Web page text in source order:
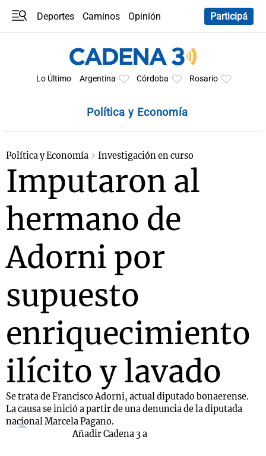
Deportes Caminos
Opinión
Participá
Lo Último Argentina Córdoba Rosario
Política y Economía
Política y Economía Investigación en curso
Imputaron al
hermano de
Adorni por
supuesto
enriquecimiento
ilícito y lavado
Se trata de Francisco Adorni, actual diputado bonaerense.
La causa se inició a partir de una denuncia de la diputada
nacional Marcela Pagano.
Añadir Cadena 3 a